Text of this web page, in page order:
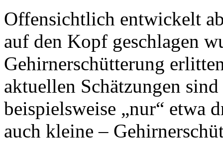
Offensichtlich entwickelt
auf den Kopf geschlagen
Gehirnerschütterung
aktuellen Schätzungen
beispielsweise „nur“ etwa
auch kleine –